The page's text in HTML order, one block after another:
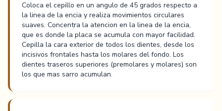
Coloca el cepillo en un angulo de 45 grados respecto a
la linea de la encia y realiza movimientos circulares
suaves. Concentra la atencion en la linea de la encia,
que es donde la placa se acumula con mayor facilidad.
Cepilla la cara exterior de todos los dientes, desde los
incisivos frontales hasta los molares del fondo. Los
dientes traseros superiores (premolares y molares) son
los que mas sarro acumulan.